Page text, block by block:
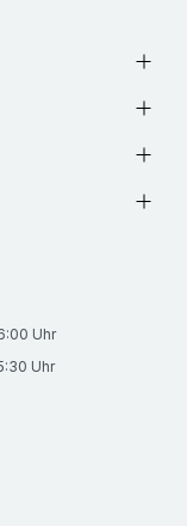
Uhr
Uhr